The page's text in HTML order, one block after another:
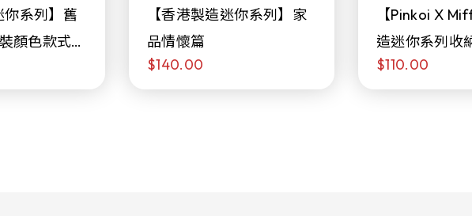
你系列】舊
顏色款式隨
【香港製造迷你系列】家
品情懷篇
$140.00
【Pinkoi X
造迷你系列收
日限定發售)
$110.00